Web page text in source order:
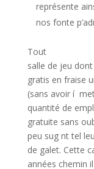
représente
nos fonte
Tout
salle de jeu
gratis en fraise
(sans avoir í
quantité de
gratuite sans
peu sug nt tel
de galet. Cette
années chemin